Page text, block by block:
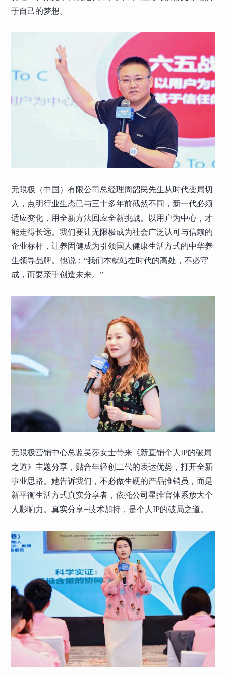
于自己的梦想。
无限极（中国）有限公司总经理周韶民先生从时代变局切
入，点明行业生态已与三十多年前截然不同，新一代必须
适应变化，用全新方法回应全新挑战。以用户为中心，才
能走得长远。我们要让无限极成为社会广泛认可与信赖的
企业标杆，让养固健成为引领国人健康生活方式的中华养
生领导品牌。他说：“我们本就站在时代的高处，不必守
成，而要亲手创造未来。”
无限极营销中心总监吴莎女士带来《新直销个人IP的破局
之道》主题分享，贴合年轻创二代的表达优势，打开全新
事业思路。她告诉我们，不必做生硬的产品推销员，而是
新平衡生活方式真实分享者，依托公司星推官体系放大个
人影响力。真实分享+技术加持，是个人IP的破局之道。